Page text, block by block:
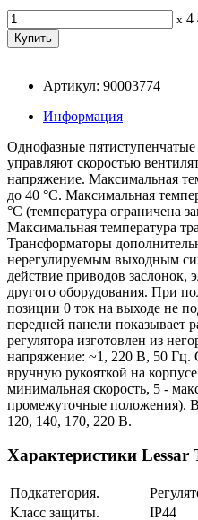
x 4
Артикул: 90003774
Информация
Однофазные
управляют скоростью
напряжение. Максимальная
до 40 °С. Максимальная
°С (температура ограничена
Максимальная температура
Трансформаторы
нерегулируемым выходным
действие приводов заслонок,
другого оборудования. При
позиции 0 ток на выходе не
передней панели показывает
регулятора изготовлен из
напряжение: ~1, 220 В, 50 Гц.
вручную рукояткой на
минимальная скорость, 5 -
промежуточные положения).
120, 140, 170, 220 В.
Характеристики Lessar
Подкатегория.
Класс защиты.
IP44